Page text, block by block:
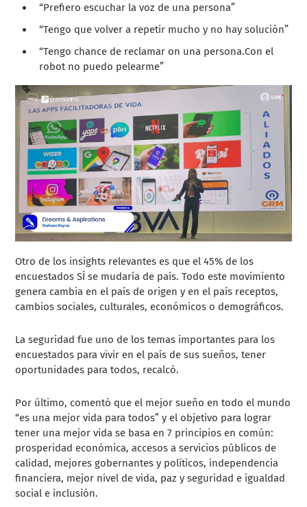
“Prefiero escuchar la voz de una persona”
“Tengo que volver a repetir mucho y no hay solución”
“Tengo chance de reclamar on una persona.Con el
robot no puedo pelearme”
Otro de los insights relevantes es que el 45% de los
encuestados SÍ se mudaría de país. Todo este movimiento
genera cambia en el país de origen y en el país receptos,
cambios sociales, culturales, económicos o demográficos.
La seguridad fue uno de los temas importantes para los
encuestados para vivir en el país de sus sueños, tener
oportunidades para todos, recalcó.
Por último, comentó que el mejor sueño en todo el mundo
“es una mejor vida para todos” y el objetivo para lograr
tener una mejor vida se basa en 7 principios en común:
prosperidad económica, accesos a servicios públicos de
calidad, mejores gobernantes y políticos, independencia
financiera, mejor nivel de vida, paz y seguridad e igualdad
social e inclusión.